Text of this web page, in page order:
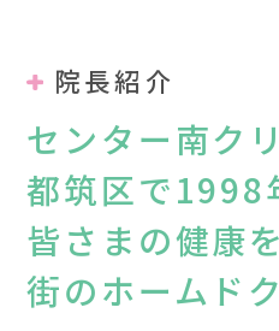
院長紹介
センター南ク
都筑区で1998
皆さまの健康
街のホームド